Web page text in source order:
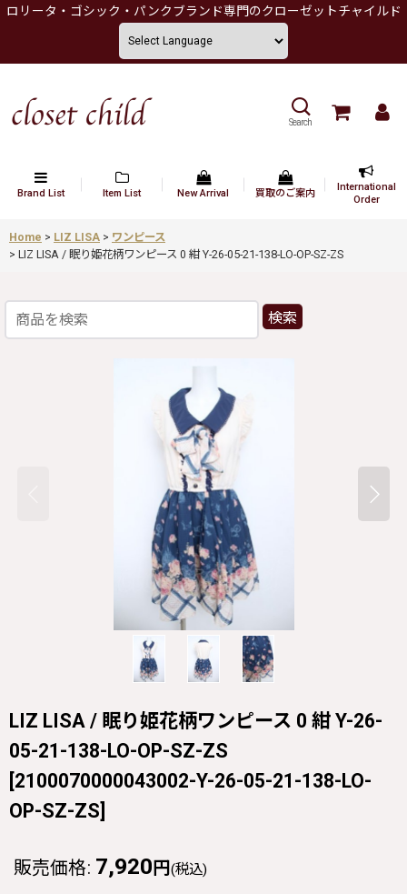
ロリータ・ゴシック・パンクブランド専門のクローゼットチャイルド
Search
Brand List Item List New Arrival 買取のご案内
International
Order
Home > LIZ LISA > ワンピース
> LIZ LISA / 眠り姫花柄ワンピース 0 紺 Y-26-05-21-138-LO-OP-SZ-ZS
検索
LIZ LISA / 眠り姫花柄ワンピース 0 紺 Y-26-
05-21-138-LO-OP-SZ-ZS
[2100070000043002-Y-26-05-21-138-LO-
OP-SZ-ZS]
販売価格: 7,920 円 (税込)